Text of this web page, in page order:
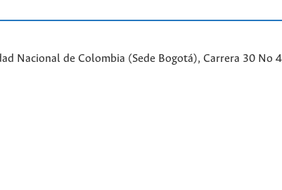
Nacional de Colombia (Sede Bogotá), Carrera 30